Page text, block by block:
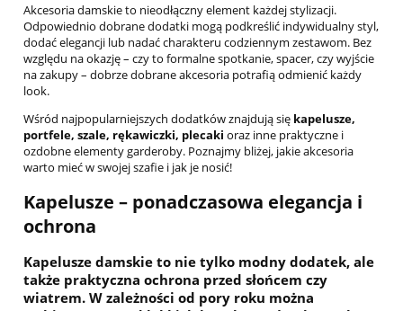
Akcesoria damskie to nieodłączny element każdej stylizacji.
Odpowiednio dobrane dodatki mogą podkreślić indywidualny styl,
dodać elegancji lub nadać charakteru codziennym zestawom. Bez
względu na okazję – czy to formalne spotkanie, spacer, czy wyjście
na zakupy – dobrze dobrane akcesoria potrafią odmienić każdy
look.
Wśród najpopularniejszych dodatków znajdują się kapelusze,
portfele, szale, rękawiczki, plecaki oraz inne praktyczne i
ozdobne elementy garderoby. Poznajmy bliżej, jakie akcesoria
warto mieć w swojej szafie i jak je nosić!
Kapelusze – ponadczasowa elegancja i
ochrona
Kapelusze damskie to nie tylko modny dodatek, ale
także praktyczna ochrona przed słońcem czy
wiatrem. W zależności od pory roku można